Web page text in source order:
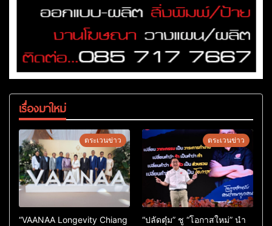
เรื่องมาใหม่
ตระเวนข่าว
“VAANAA Longevity Chiang
ตระเวนข่าว
“ปลัดตุ๋ม” ชู “โอกาสใหม่” นำ